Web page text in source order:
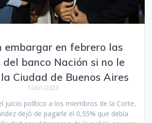
embargar en febrero las
del banco Nación si no le
Ciudad de Buenos Aires
10/01/2023
juicio político a los miembros de la Corte,
dejó de pagarle el 0,55% que debía